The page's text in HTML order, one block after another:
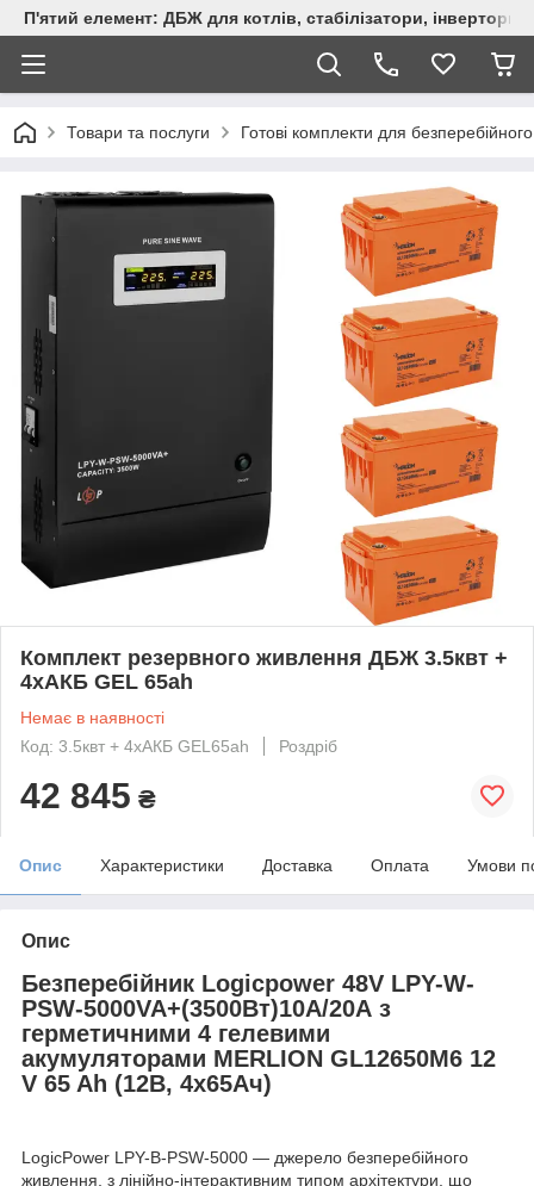
П'ятий елемент: ДБЖ для котлів, стабілізатори, інвертори,
Товари та послуги Готові комплекти для
Комплект резервного живлення ДБЖ 3.5квт +
4хАКБ GEL 65ah
Немає в наявності
Код: 3.5квт + 4хАКБ GEL65ah
Роздріб
42 845 ₴
Опис Характеристики Доставка Оплата Умови
Опис
Безперебійник Logicpower 48V LPY-W-
PSW-5000VA+(3500Вт)10A/20A з
герметичними 4 гелевими
акумуляторами MERLION GL12650M6 12
V 65 Ah (12В, 4х65Aч)
LogicPower LPY-B-PSW-5000 — джерело безперебійного
живлення, з лінійно-інтерактивним типом архітектури, що